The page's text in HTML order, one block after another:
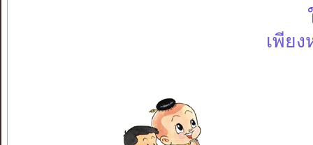
เพีย